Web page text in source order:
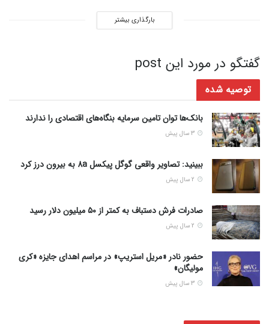
بارگذاری بیشتر
گفتگو در مورد این post
توصیه شده
بانک‌ها توان تامین سرمایه بنگاه‌های اقتصادی را ندارند
ببینید: تصاویر واقعی گوگل پیکسل 8a به بیرون درز کرد
صادرات فرش دستباف به کمتر از ۵۰ میلیون دلار رسید
حضور نادر «مریل استریپ» در مراسم اهدای جایزه «کری
مولیگان»